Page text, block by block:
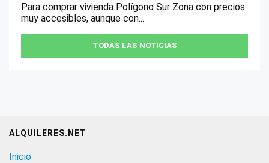
Para comprar vivienda Polígono Sur Zona con precios
muy accesibles, aunque con...
TODAS LAS NOTICIAS
ALQUILERES.NET
Inicio